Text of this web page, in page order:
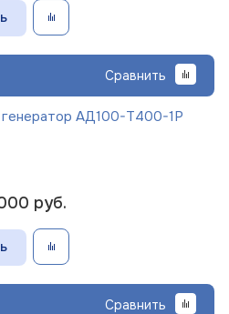
Сравнить
АД100-Т400-1Р
руб.
Сравнить